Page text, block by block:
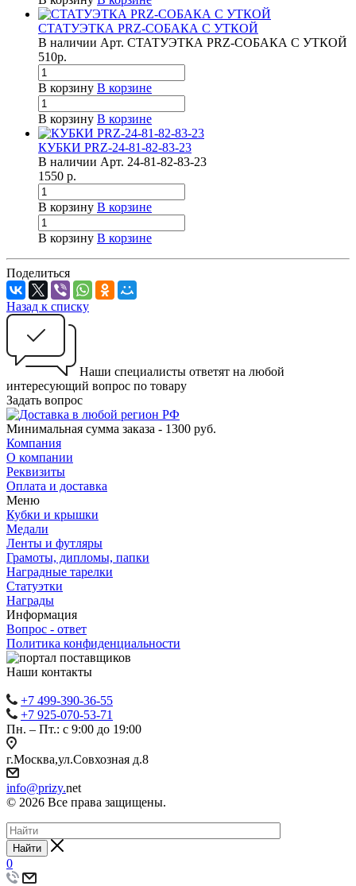
СТАТУЭТКА PRZ-СОБАКА С УТКОЙ
В наличии Арт. СТАТУЭТКА PRZ-СОБАКА С УТКОЙ
510р.
В корзину В корзине
В корзину В корзине
КУБКИ PRZ-24-81-82-83-23
В наличии Арт. 24-81-82-83-23
1550 р.
В корзину В корзине
В корзину В корзине
Поделиться
Назад к списку
Наши специалисты ответят на любой
интересующий вопрос по товару
Задать вопрос
Минимальная сумма заказа - 1300 руб.
Компания
О компании
Реквизиты
Оплата и доставка
Меню
Кубки и крышки
Медали
Ленты и футляры
Грамоты, дипломы, папки
Наградные тарелки
Статуэтки
Награды
Информация
Вопрос - ответ
Политика конфиденциальности
Наши контакты
+7 499-390-36-55
+7 925-070-53-71
Пн. – Пт.: с 9:00 до 19:00
г.Москва,ул.Совхозная д.8
info@prizy.net
© 2026 Все права защищены.
Найти
0